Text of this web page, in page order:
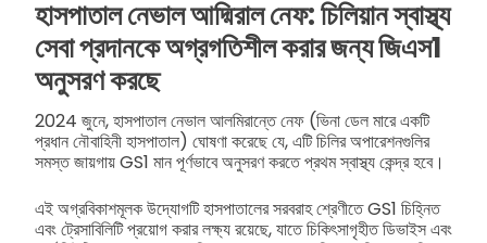
হাসপাতাল নেভাল আদ্মিরাল নেফ: চিলিয়ান স্বাস্থ্য
সেবা প্রদানকে অগ্রগতিশীল করার জন্য জিএস1
অনুসরণ করছে
2024 জুনে, হাসপাতাল নেভাল আলমিরান্তে নেফ (ভিনা ডেল মারে একটি
প্রধান নৌবাহিনী হাসপাতাল) ঘোষণা করেছে যে, এটি চিলির অপারেশনগুলির
সমস্ত জায়গায় GS1 মান পূর্ণভাবে অনুসরণ করতে প্রথম স্বাস্থ্য কেন্দ্র হবে।
এই অগ্রবিকাশমূলক উদ্যোগটি হাসপাতালের সরবরাহ শ্রেণীতে GS1 চিহ্নিত
এবং ট্রেসাবিলিটি প্রয়োগ করার লক্ষ্য রয়েছে, যাতে চিকিৎসাগৃহীত ডিভাইস এবং